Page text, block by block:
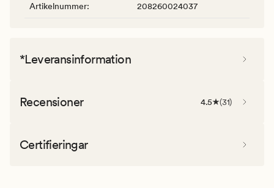
Artikelnummer: 208260024037
*Leveransinformation
Recensioner 4.5 (31)
Certifieringar